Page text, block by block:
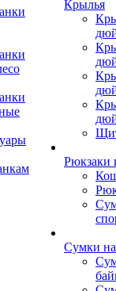
Крылья
Рюкзаки
Сумки